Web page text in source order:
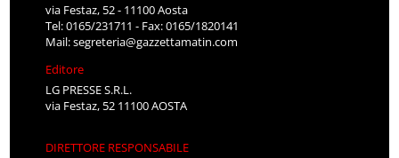
via Festaz, 52 - 11100 Aosta
Tel: 0165/231711 - Fax: 0165/1820141
Mail:segreteria@gazzettamatin.com
Editore
LG PRESSE S.R.L.
via Festaz, 52 11100 AOSTA
DIRETTORE RESPONSABILE